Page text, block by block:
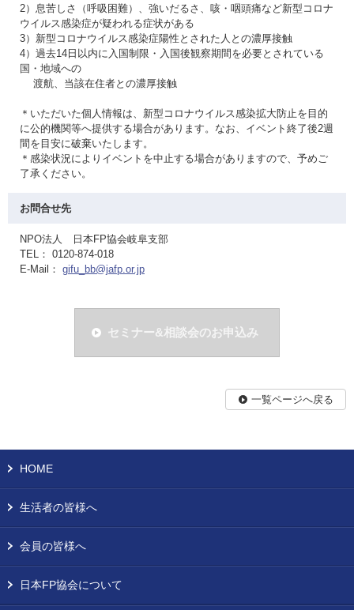
2）息苦しさ（呼吸困難）、強いだるさ、咳・咽頭痛など新型コロナ
ウイルス感染症が疑われる症状がある
3）新型コロナウイルス感染症陽性とされた人との濃厚接触
4）過去14日以内に入国制限・入国後観察期間を必要とされている
国・地域への
渡航、当該在住者との濃厚接触
＊いただいた個人情報は、新型コロナウイルス感染拡大防止を目的
に公的機関等へ提供する場合があります。なお、イベント終了後2週
間を目安に破棄いたします。
＊感染状況によりイベントを中止する場合がありますので、予めご
了承ください。
お問合せ先
NPO法人 日本FP協会岐阜支部
TEL： 0120-874-018
E-Mail： gifu_bb@jafp.or.jp
セミナー&相談会のお申込み
一覧ページへ戻る
HOME
生活者の皆様へ
会員の皆様へ
日本FP協会について